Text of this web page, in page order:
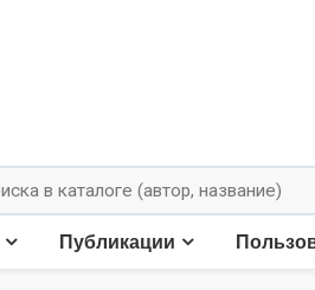
Публикации